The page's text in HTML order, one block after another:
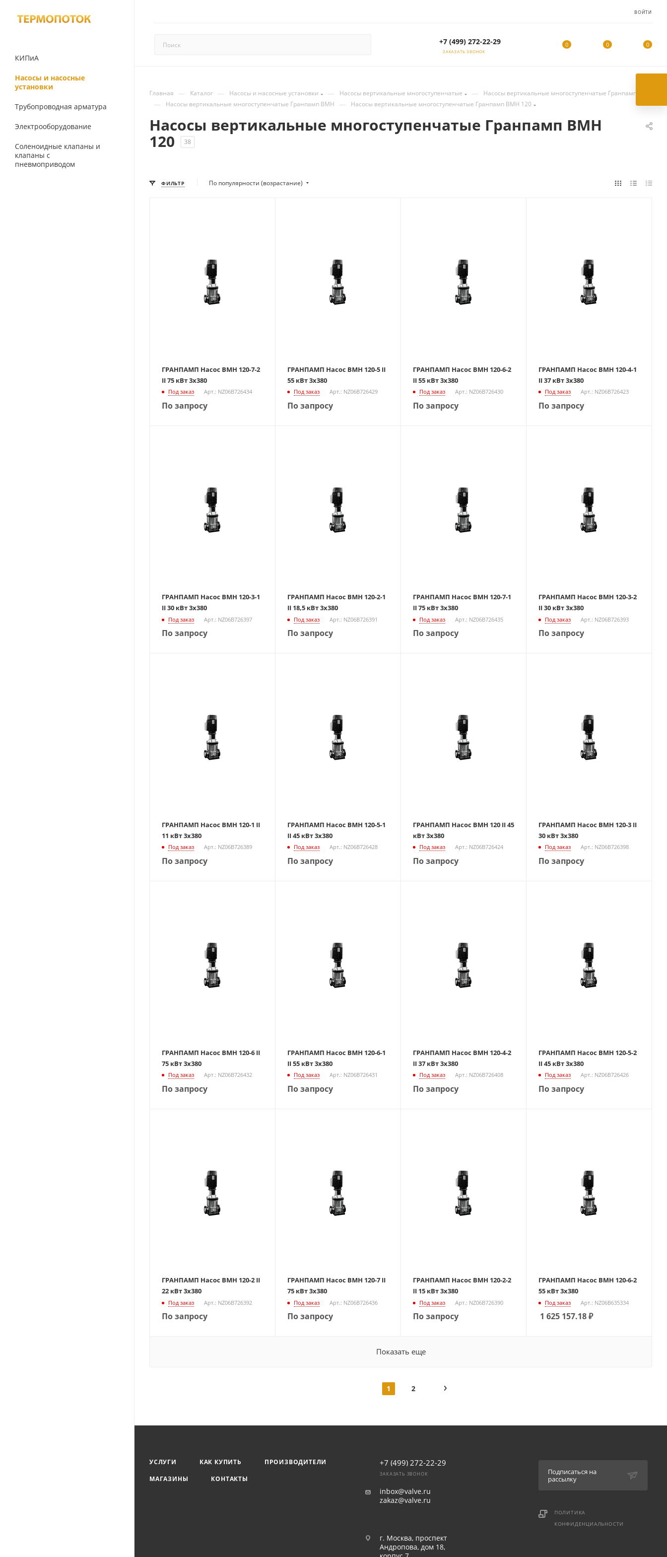
ВОЙТИ
+7 (499) 272-22-29
ЗАКАЗАТЬ ЗВОНОК
0 0 0
КИПиА
Насосы и насосные
установки
Трубопроводная арматура
Электрооборудование
Соленоидные клапаны и
клапаны с
пневмоприводом
Главная — Каталог — Насосы и насосные установки — Насосы вертикальные многоступенчатые — Насосы вертикальные многоступенчатые Гранпамп
— Насосы вертикальные многоступенчатые Гранпамп ВМН — Насосы вертикальные многоступенчатые Гранпамп ВМН 120
Насосы вертикальные многоступенчатые Гранпамп ВМН
120
38
ФИЛЬТР По популярности (возрастание)
ГРАНПАМП Насос ВМН 120-7-2
II 75 кВт 3х380
Под заказ Арт.: NZ06B726434
По запросу
ГРАНПАМП Насос ВМН 120-5 II
55 кВт 3х380
Под заказ Арт.: NZ06B726429
По запросу
ГРАНПАМП Насос ВМН 120-6-2
II 55 кВт 3х380
Под заказ Арт.: NZ06B726430
По запросу
ГРАНПАМП Насос ВМН 120-4-1
II 37 кВт 3х380
Под заказ Арт.: NZ06B726423
По запросу
ГРАНПАМП Насос ВМН 120-3-1
II 30 кВт 3х380
Под заказ Арт.: NZ06B726397
По запросу
ГРАНПАМП Насос ВМН 120-2-1
II 18,5 кВт 3х380
Под заказ Арт.: NZ06B726391
По запросу
ГРАНПАМП Насос ВМН 120-7-1
II 75 кВт 3х380
Под заказ Арт.: NZ06B726435
По запросу
ГРАНПАМП Насос ВМН 120-3-2
II 30 кВт 3х380
Под заказ Арт.: NZ06B726393
По запросу
ГРАНПАМП Насос ВМН 120-1 II
11 кВт 3х380
Под заказ Арт.: NZ06B726389
По запросу
ГРАНПАМП Насос ВМН 120-5-1
II 45 кВт 3х380
Под заказ Арт.: NZ06B726428
По запросу
ГРАНПАМП Насос ВМН 120 II 45
кВт 3х380
Под заказ Арт.: NZ06B726424
По запросу
ГРАНПАМП Насос ВМН 120-3 II
30 кВт 3х380
Под заказ Арт.: NZ06B726398
По запросу
ГРАНПАМП Насос ВМН 120-6 II
75 кВт 3х380
Под заказ Арт.: NZ06B726432
По запросу
ГРАНПАМП Насос ВМН 120-6-1
II 55 кВт 3х380
Под заказ Арт.: NZ06B726431
По запросу
ГРАНПАМП Насос ВМН 120-4-2
II 37 кВт 3х380
Под заказ Арт.: NZ06B726408
По запросу
ГРАНПАМП Насос ВМН 120-5-2
II 45 кВт 3х380
Под заказ Арт.: NZ06B726426
По запросу
ГРАНПАМП Насос ВМН 120-2 II
22 кВт 3х380
Под заказ Арт.: NZ06B726392
По запросу
ГРАНПАМП Насос ВМН 120-7 II
75 кВт 3х380
Под заказ Арт.: NZ06B726436
По запросу
ГРАНПАМП Насос ВМН 120-2-2
II 15 кВт 3х380
Под заказ Арт.: NZ06B726390
По запросу
ГРАНПАМП Насос ВМН 120-6-2
55 кВт 3х380
Под заказ Арт.: NZ06B635334
1 625 157.18₽
Показать еще
1 2
УСЛУГИ КАК КУПИТЬ
ПРОИЗВОДИТЕЛИ
МАГАЗИНЫ
КОНТАКТЫ
+7 (499) 272-22-29
ЗАКАЗАТЬ ЗВОНОК
inbox@valve.ru
zakaz@valve.ru
г. Москва, проспект
Андропова, дом 18,
Подписаться на
рассылку
ПОЛИТИКА
КОНФИДЕНЦИАЛЬНОСТИ